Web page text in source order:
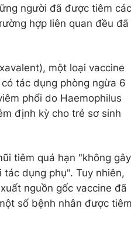
người đã được tiêm các
hợp liên quan đều đã
một loại vaccine
tác dụng phòng ngừa 6
phổi do Haemophilus
định kỳ cho trẻ sơ sinh
tiêm quá hạn "không gây
dụng phụ". Tuy nhiên,
nguồn gốc vaccine đã
số bệnh nhân được